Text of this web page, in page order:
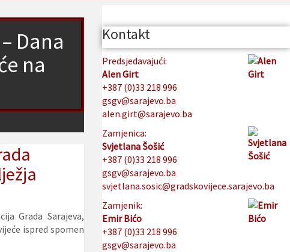
Dana
na
Grada Sarajeva,
ispred spomen
Kontakt
Predsjedavajući:
Alen Girt
+387 (0)33 218 996
gsgv@sarajevo.ba
alen.girt@sarajevo.ba
Zamjenica:
Svjetlana Šošić
+387 (0)33 218 996
gsgv@sarajevo.ba
svjetlana.sosic@gradskovijece.sarajevo.ba
Zamjenik:
Emir Bićo
+387 (0)33 218 996
gsgv@sarajevo.ba